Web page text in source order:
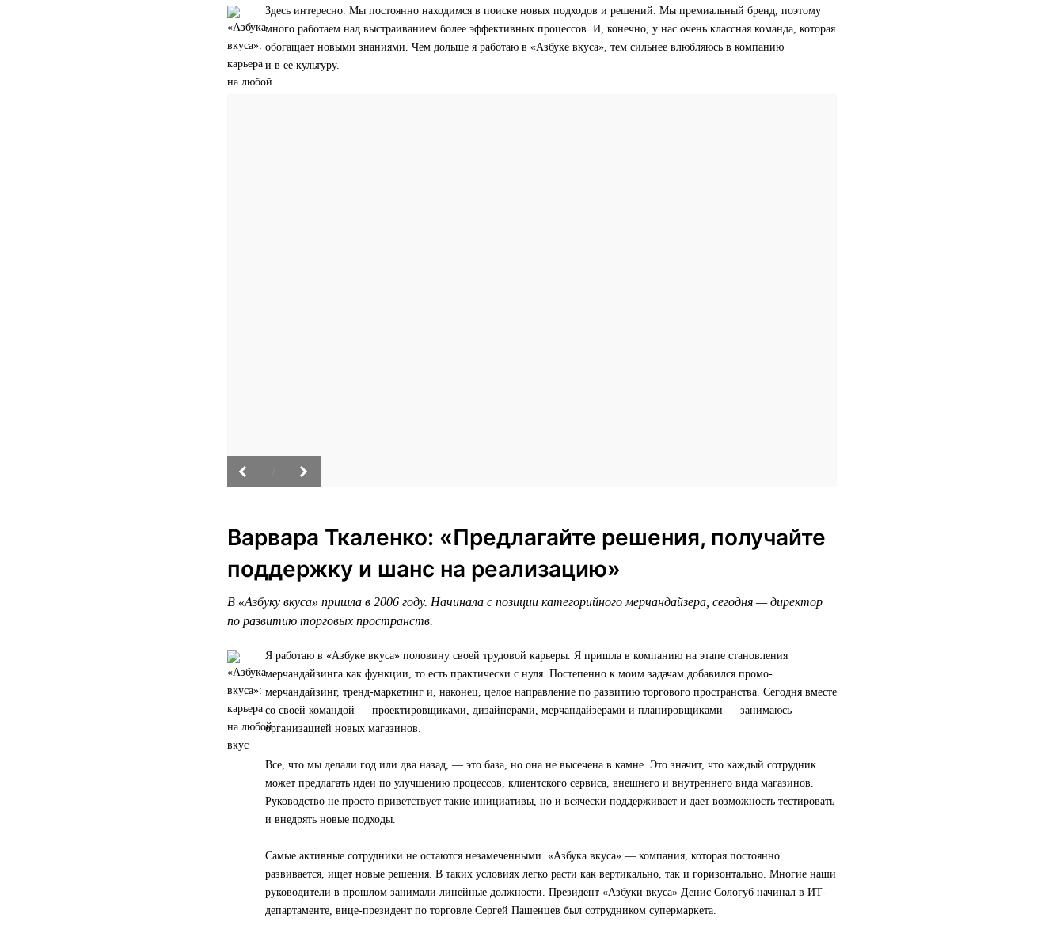
Здесь интересно. Мы постоянно находимся в поиске новых подходов и решений. Мы премиальный бренд, поэтому
много работаем над выстраиванием более эффективных процессов. И, конечно, у нас очень классная команда, которая
обогащает новыми знаниями. Чем дольше я работаю в «Азбуке вкуса», тем сильнее влюбляюсь в компанию
и в ее культуру.
Варвара Ткаленко: «Предлагайте решения, получайте
поддержку и шанс на реализацию»
В «Азбуку вкуса» пришла в 2006 году. Начинала с позиции категорийного мерчандайзера, сегодня — директор
по развитию торговых пространств.
Я работаю в «Азбуке вкуса» половину своей трудовой карьеры. Я пришла в компанию на этапе становления
мерчандайзинга как функции, то есть практически с нуля. Постепенно к моим задачам добавился промо-
мерчандайзинг, тренд-маркетинг и, наконец, целое направление по развитию торгового пространства. Сегодня вместе
со своей командой — проектировщиками, дизайнерами, мерчандайзерами и планировщиками — занимаюсь
организацией новых магазинов.
Все, что мы делали год или два назад, — это база, но она не высечена в камне. Это значит, что каждый сотрудник
может предлагать идеи по улучшению процессов, клиентского сервиса, внешнего и внутреннего вида магазинов.
Руководство не просто приветствует такие инициативы, но и всячески поддерживает и дает возможность тестировать
и внедрять новые подходы.
Самые активные сотрудники не остаются незамеченными. «Азбука вкуса» — компания, которая постоянно
развивается, ищет новые решения. В таких условиях легко расти как вертикально, так и горизонтально. Многие наши
руководители в прошлом занимали линейные должности. Президент «Азбуки вкуса» Денис Сологуб начинал в ИТ-
департаменте, вице-президент по торговле Сергей Пашенцев был сотрудником супермаркета.